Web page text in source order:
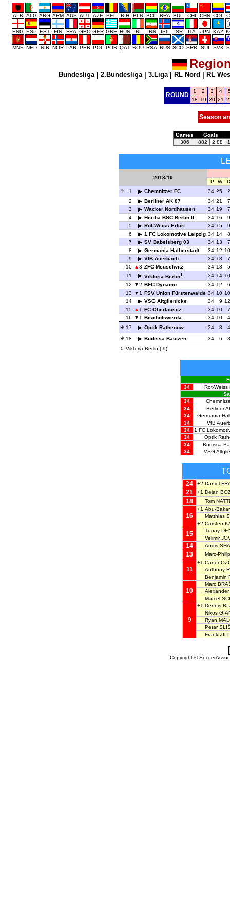
ALB ALG ARG ARM AUS AUT AZE BEL BIH BLR BOL BRA BUL CHI CHN COL
ENG ESP EST FIN FRA GEO GER GRE HUN IRL IRN ISL ISR ITA JPN KAZ
MNE NED NIR NOR PAR PER POL POR QAT ROU RSA RUS SCO SRB SUI SVK
Bundesliga| 2.Bundesliga| 3.Liga| RL Nord RL
ROUND
1 2 3 4
18
19 20 21
Season
Games
Goals
306
882 2.88
2018/19
P W
D
1
Chemnitzer FC 34 25
2
2
Berliner AK 07 34 21
7
3
Wacker Nordhausen 34 19
7
4
Hertha BSC Berlin II 34 16
9
5
Rot-Weiss Erfurt 34 15
9
6
1.FC Lokomotive Leipzig 34 14
8
7
SV Babelsberg 03 34 13
7
8
Germania Halberstadt 34 12 10
9
VfB Auerbach 34 13
7
10
3 ZFC Meuselwitz 34 13
5
11
Viktoria Berlin1 34 14 10
12
2 BFC Dynamo 34 12
6
13
1 FSV Union Fürstenwalde 34 10 10
14
VSG Altglienicke 34 9 12
15
1 FC Oberlausitz 34 10
7
16
1 Bischofswerda 34 10
4
17
Optik Rathenow 34 8
4
18
Budissa Bautzen 34 6 8
1 Viktoria Berlin (-9)
34
Rot-Weiss
34
34
Berliner
34
Germania
34
VfB
34
1.FC
34
Optik
34
Budissa
34
VSG
24 +2 Daniel
21 +1 Dejan
18 Tom
16
+1 Abu-
Matthias
+2 Carsten
15
Tunay
Velimir
14 Andis
13 Marc-
11
+1 Caner
Anthony
Benjamin
10
Marc
Alexander
Marcel
9
+1 Dennis
Nikos
Ryan
Petar
Frank
Copyright ©